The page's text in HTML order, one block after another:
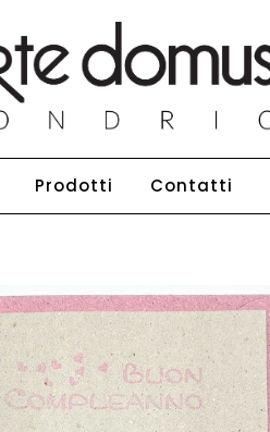
Prodotti Contatti